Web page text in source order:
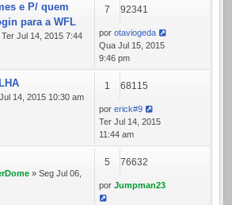
e P/ quem
para a WFL
Ter Jul 14, 2015 7:44
7 92341
por otaviogeda
Qua Jul 15, 2015
9:46 pm
14, 2015 10:30 am
1 68115
por erick#9
Ter Jul 14, 2015
11:44 am
» Seg Jul 06,
5 76632
por Jumpman23